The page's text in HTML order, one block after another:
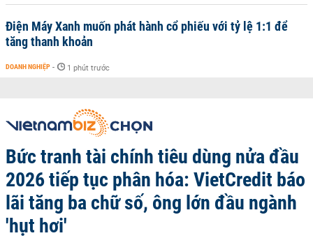
Điện Máy Xanh muốn phát hành cổ phiếu với tỷ lệ 1:1 để
tăng thanh khoản
DOANH NGHIỆP - 1 phút trước
Bức tranh tài chính tiêu dùng nửa đầu
2026 tiếp tục phân hóa: VietCredit báo
lãi tăng ba chữ số, ông lớn đầu ngành
'hụt hơi'